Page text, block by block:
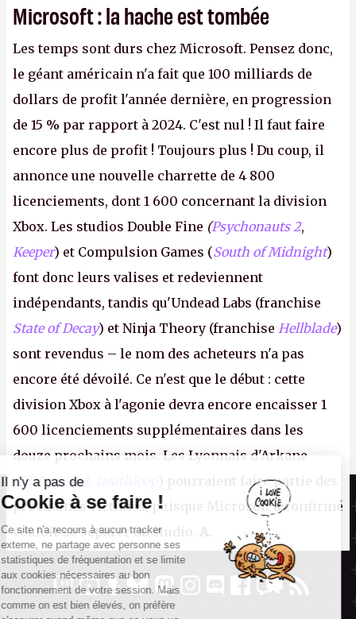
Microsoft : la hache est tombée
Les temps sont durs chez Microsoft. Pensez donc,
le géant américain n'a fait que 100 milliards de
dollars de profit l'année dernière, en progression
de 15 % par rapport à 2024. C'est nul ! Il faut faire
encore plus de profit ! Toujours plus ! Du coup, il
annonce une nouvelle charrette de 4 800
licenciements, dont 1 600 concernant la division
Xbox. Les studios Double Fine (Psychonauts 2,
Keeper) et Compulsion Games (South of Midnight)
font donc leurs valises et redeviennent
indépendants, tandis qu'Undead Labs (franchise
State of Decay) et Ninja Theory (franchise Hellblade)
sont revendus – le nom des acheteurs n'a pas
encore été dévoilé. Ce n'est que le début : cette
division Xbox à l'agonie devra encore encaisser 1
600 licenciements supplémentaires dans les
douze prochains mois. Les Lyonnais d'Arkane
(Dishonored,
) pourraient faire partie des
prochaines victimes, puisque Microsoft a confirmé
vouloir se séparer du studio. A.
Canard PC
Kiosque numérique
Boutique
Il n'y a pas de
Cookie à se faire !
Ce site n'a recours à aucun tracker
externe, ne partage avec personne ses
statistiques de fréquentation et se limite
aux cookies nécessaires au bon
fonctionnement de votre session. Mais
comme on est bien élevés, on préfère